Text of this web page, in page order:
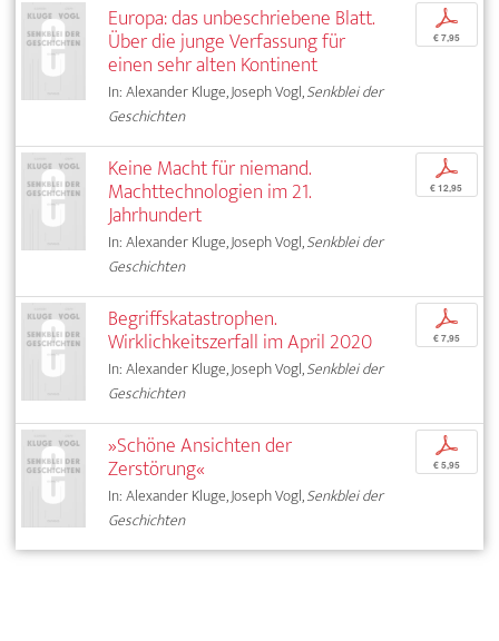
Europa: das unbeschriebene Blatt.
Über die junge Verfassung für
einen sehr alten Kontinent
In: Alexander Kluge, Joseph Vogl,Senkblei der
Geschichten
p
€ 7,95
Keine Macht für niemand.
Machttechnologien im 21.
Jahrhundert
In: Alexander Kluge, Joseph Vogl,Senkblei der
Geschichten
p
€ 12,95
Begriffskatastrophen.
Wirklichkeitszerfall im April 2020
In: Alexander Kluge, Joseph Vogl,Senkblei der
Geschichten
p
€ 7,95
»Schöne Ansichten der
Zerstörung«
In: Alexander Kluge, Joseph Vogl,Senkblei der
Geschichten
p
€ 5,95